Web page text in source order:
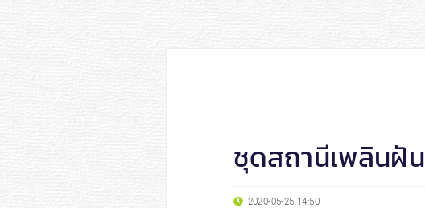
ชุดสถานีเพลินฝัน
2020-05-25 14:50